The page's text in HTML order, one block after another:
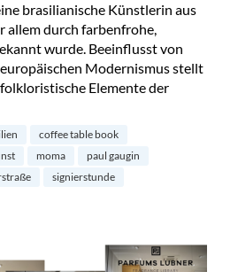
brasilianische Künstlerin aus
allem durch farbenfrohe,
wurde. Beeinflusst von
Modernismus stellt
Elemente der
Signierstunde von Beatriz Milhazes“
coffee table book
moma
paul gaugin
signierstunde